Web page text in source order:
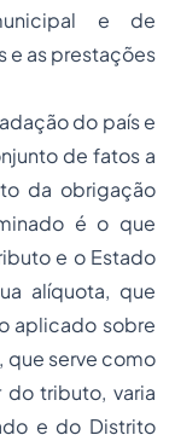
e de
e as prestações
do país e
de fatos a
da obrigação
é o que
e o Estado
alíquota, que
aplicado sobre
que serve como
tributo, varia
e do Distrito